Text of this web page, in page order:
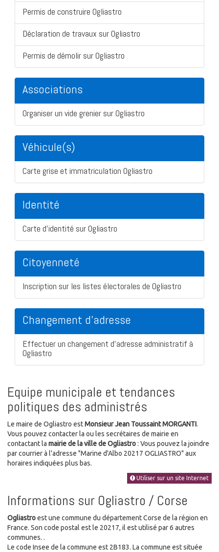
Permis de construire Ogliastro
Déclaration de travaux sur Ogliastro
Permis de démolir sur Ogliastro
Associations
Organiser un vide grenier sur Ogliastro
Véhicule(s)
Carte grise et immatriculation Ogliastro
Identité
Carte d'identité sur Ogliastro
Citoyenneté
Inscription sur les listes électorales de Ogliastro
Changement d'adresse
Effectuer un changement d'adresse administratif à
Ogliastro
Equipe municipale et tendances
politiques des administrés
Le maire de Ogliastro estMonsieur Jean Toussaint MORGANTI.
Vous pouvez contacter la ou les secrétaires de mairie en
contactant la mairie de la ville de Ogliastro: Vous pouvez la joindre
par courrier à l'adresse "Marine d'Albo 20217 OGLIASTRO" aux
horaires indiquées plus bas.
Utiliser sur un site Internet
Informations sur Ogliastro / Corse
Ogliastroest une commune du département Corse de la région en
France. Son code postal est le 20217, il est utilisé par 6 autres
communes. .
Le code Insee de la commune est 2B183. La commune est située